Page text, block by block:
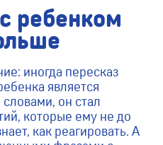
ребенком
иногда пересказ
является
он стал
которые ему не до
как реагировать. А